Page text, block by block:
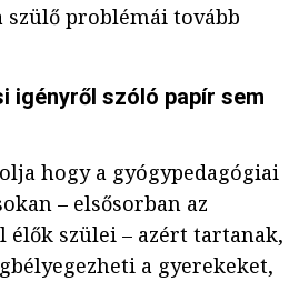
szülő problémái tovább
igényről szóló papír sem
hogy a gyógypedagógiai
– elsősorban az
élők szülei – azért tartanak,
a gyerekeket,